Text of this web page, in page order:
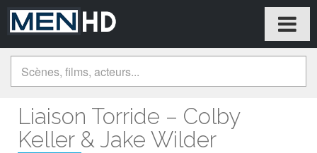
Liaison Torride – Colby
Keller & Jake Wilder